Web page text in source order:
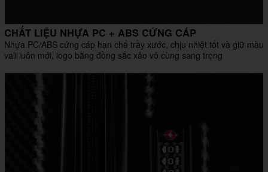
CHẤT LIỆU NHỰA PC + ABS CỨNG CÁP
Nhựa PC/ABS cứng cáp hạn chế trầy xước, chịu nhiệt tốt và giữ màu
vali luôn mới, logo bằng đồng sắc xảo vô cùng sang trọng